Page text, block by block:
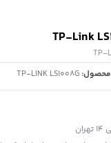
TP-
TP-LINK LS1008G